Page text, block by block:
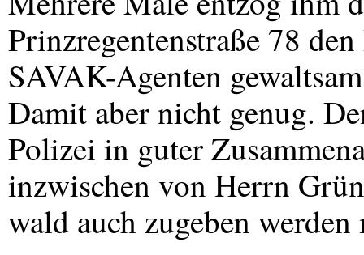
Prinzregentenstraße 78
SAVAK-Agenten
Damit aber nicht genug.
Polizei in guter
inzwischen von Herrn
wald auch zugeben werden